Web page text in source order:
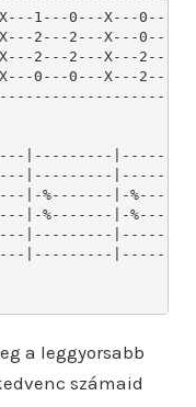
a leggyorsabb
számaid